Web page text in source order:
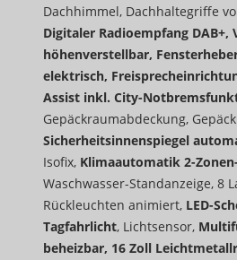
Dachhimmel, Dachhaltegriffe
Digitaler Radioempfang DAB+,
höhenverstellbar,
elektrisch,
Assist inkl. City-
Gepäckraumabdeckung,
Sicherheitsinnenspiegel
Isofix, Klimaautomatik 2-
Waschwasser-Standanzeige, 8
Rückleuchten animiert, LED-
Tagfahrlicht, Lichtsensor,
beheizbar, 16 Zoll